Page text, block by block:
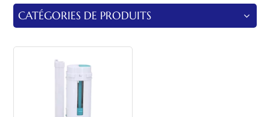
Русский
CATÉGORIES DE PRODUITS